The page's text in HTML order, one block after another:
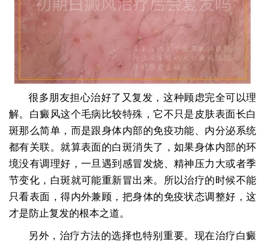
很多朋友担心治好了又复发，这种顾虑完全可以理
解。白癜风这个毛病比较特殊，它不只是皮肤表面长白
斑那么简单，而是跟身体内部的免疫功能、内分泌系统
都有关联。就算表面的白斑消失了，如果身体内部的环
境没有调理好，一旦遇到感冒发烧、精神压力大或者季
节变化，白斑就可能重新冒出来。所以治疗的时候不能
只看表面，得内外兼顾，把身体的免疫状态调整好，这
才是防止复发的根本之道。
另外，治疗方法的选择也特别重要。现在治疗白癜